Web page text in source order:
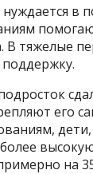
в
В тяжелые
его
на